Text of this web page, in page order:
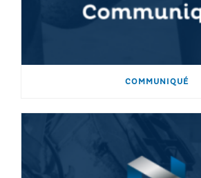
COMMUNIQUÉ